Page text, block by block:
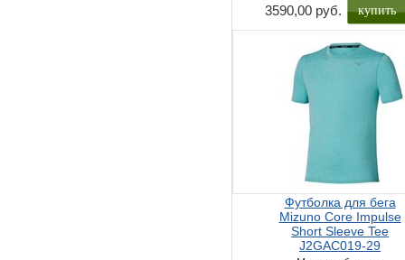
3590,00 руб. купить
Футболка для бега
Mizuno Core Impulse
Short Sleeve Tee
J2GAC019-29